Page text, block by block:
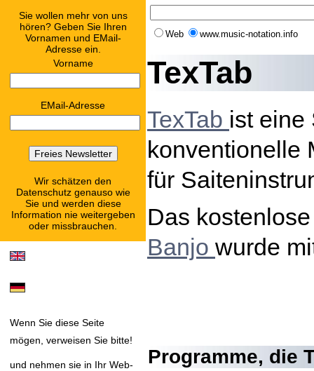
Sie wollen mehr von uns
hören? Geben Sie Ihren
Vornamen und EMail-
Adresse ein.
Vorname
EMail-Adresse
Wir schätzen den
Datenschutz genauso wie
Sie und werden diese
Information nie weitergeben
oder missbrauchen.
Wenn Sie diese Seite
mögen, verweisen Sie bitte!
und nehmen sie in Ihr Web-
Web www.music-notation.info
TexTab
TexTab ist eine
konventionelle
für
Das
Banjo wurde
Programme, die